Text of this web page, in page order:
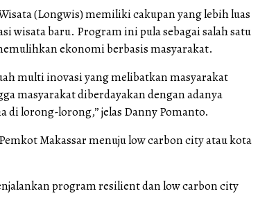
(Longwis) memiliki cakupan yang lebih luas
wisata baru. Program ini pula sebagai salah satu
ekonomi berbasis masyarakat.
multi inovasi yang melibatkan masyarakat
masyarakat diberdayakan dengan adanya
di lorong-lorong,” jelas Danny Pomanto.
Makassar menuju low carbon city atau kota
program resilient dan low carbon city